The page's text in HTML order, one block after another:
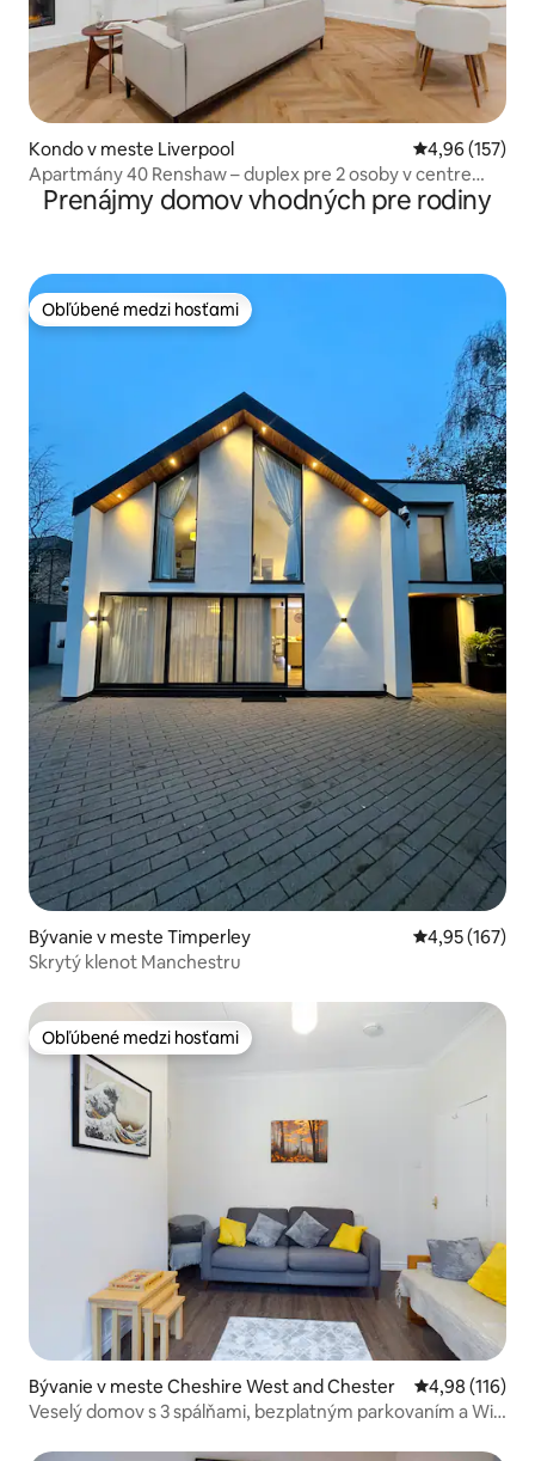
Kondo v meste Liverpool Priemerné
4,96 (157)
Apartmány 40 Renshaw – duplex pre 2 osoby v centre
mesta
Prenájmy domov vhodných pre rodiny
Obľúbené medzi hosťami
Obľúbené medzi hosťami
Bývanie v meste Timperley Priemerné
4,95 (167)
Skrytý klenot Manchestru
Obľúbené medzi hosťami
Obľúbené medzi hosťami
Bývanie v meste Cheshire West and Chester Priemerné
4,98 (116)
Veselý domov s 3 spálňami, bezplatným parkovaním a Wi-